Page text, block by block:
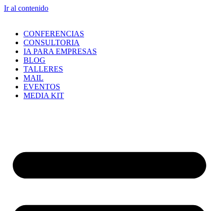
Ir al contenido
CONFERENCIAS
CONSULTORIA
IA PARA EMPRESAS
BLOG
TALLERES
MAIL
EVENTOS
MEDIA KIT